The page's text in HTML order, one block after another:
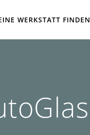
WERKSTATT FINDEN